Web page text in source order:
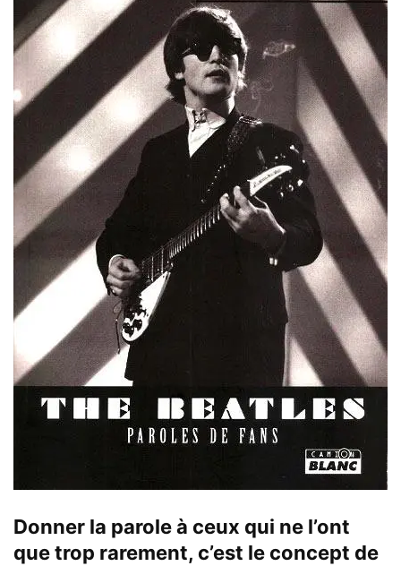
Donner la parole à ceux qui ne l’ont
que trop rarement, c’est le concept de